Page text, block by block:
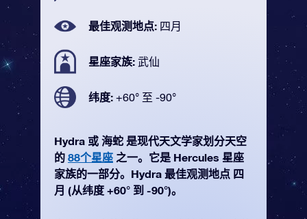
最佳观测地点: 四月
星座家族: 武仙
纬度: +60° 至 -90°
Hydra 或 海蛇 是现代天文学家划分天空
的 88个星座 之一。它是 Hercules 星座
家族的一部分。Hydra 最佳观测地点 四
月 (从纬度 +60° 到 -90°)。